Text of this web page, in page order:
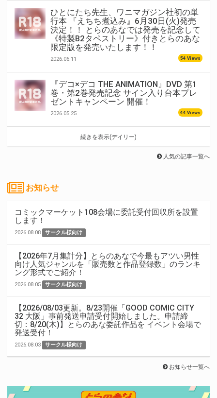
ひとにたち先生、ワニマガジン社初の単
行本 『えちち煮込み』6月30日(火)発売
決定！！ とらのあなでは発売を記念して
《特製B2タペストリー》付きとらのあな
限定版を発売いたします！！
2026.06.11 54 Views
『デコ×デコ THE ANIMATION』DVD 第1
巻・第2巻発売記念 サイン入り台本プレ
ゼントキャンペーン 開催！
2026.05.25 44 Views
続きを表示(デイリー)
人気の記事一覧へ
お知らせ
コミックマーケット108会場に委託受付回収所を設置
します！
2026.08.08 サークル様向け
【2026年7月集計分】とらのあなで今最もアツい男性
向け人気ジャンルを「販売数と作品登録数」のランキ
ング形式でご紹介！
2026.08.05 サークル様向け
【2026/08/03更新。8/23開催「GOOD COMIC CITY
32 大阪」事前発送申請受付開始しました。申請締
切：8/20(木)】とらのあな委託作品を イベント会場で
発送受付！
2026.08.03 サークル様向け
お知らせ一覧へ